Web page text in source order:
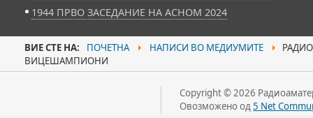
1944 ПРВО ЗАСЕДАНИЕ НА АСНОМ 2024
ВИЕ СТЕ НА: ПОЧЕТНА НАПИСИ ВО МЕДИУМИТЕ
ВИЦЕШАМПИОНИ
Copyright © 2026
Овозможено од5 Net